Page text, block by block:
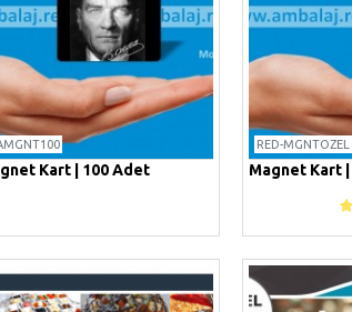
Kart | 100 Adet
RED-MGNTOZEL
Magnet Kart